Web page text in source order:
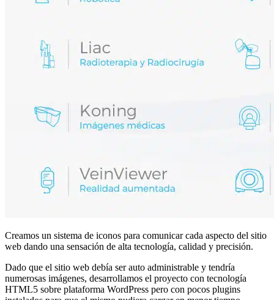
Creamos un sistema de iconos para comunicar cada aspecto del sitio
web dando una sensación de alta tecnología, calidad y precisión.
Dado que el sitio web debía ser auto administrable y tendría
numerosas imágenes, desarrollamos el proyecto con tecnología
HTML5 sobre plataforma WordPress pero con pocos plugins